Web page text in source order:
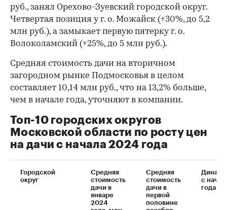
руб., занял Орехово-Зуевский городской округ.
Четвертая позиция у г. о. Можайск (+30%, до 5,2
млн руб.), а замыкает первую пятерку г. о.
Волоколамский (+25%, до 5 млн руб.).
Средняя стоимость дачи на вторичном
загородном рынке Подмосковья в целом
составляет 10,14 млн руб., что на 13,2% больше,
чем в начале года, уточняют в компании.
Топ-10 городских округов
Московской области по росту цен
на дачи с начала 2024 года
Городской
округ
Средняя
стоимость
дачи в
январе
2024
Средняя
стоимость
дачи в
первой
половине
с
года